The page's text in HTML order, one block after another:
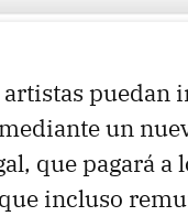
puedan
un
que pagará a
incluso